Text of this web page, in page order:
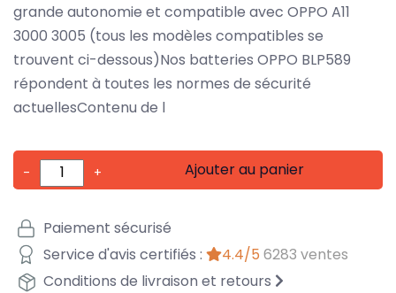
grande autonomie et compatible avec OPPO A11
3000 3005 (tous les modèles compatibles se
trouvent ci-dessous)Nos batteries OPPO BLP589
répondent à toutes les normes de sécurité
actuellesContenu de l
- + Ajouter au panier
Paiement sécurisé
Service d'avis certifiés :
4.4/5 6283 ventes
Conditions de livraison et retours